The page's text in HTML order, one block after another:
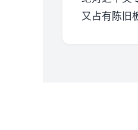
又占有陈旧